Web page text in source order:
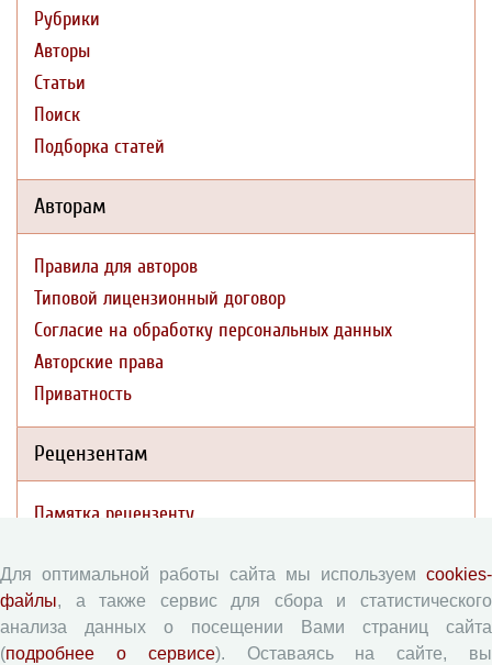
Рубрики
Авторы
Статьи
Поиск
Подборка статей
Авторам
Правила для авторов
Типовой лицензионный договор
Согласие на обработку персональных данных
Авторские права
Приватность
Рецензентам
Памятка рецензенту
Журналы ВолНЦ РАН
Для оптимальной работы сайта мы используем cookies-
файлы, а также сервис для сбора и статистического
анализа данных о посещении Вами страниц сайта
(подробнее о сервисе). Оставаясь на сайте, вы